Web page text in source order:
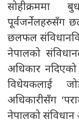
सोहीक्रममा
पूर्वजर्नेलहरुसँग
छलफल
नेपालको
अधिकार
विधेयकलाई
अधिकारीसँग
नेपालको